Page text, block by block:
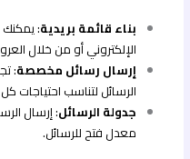
بناء قائمة بريدية: يمكنك
الإلكتروني أو من خلال
إرسال رسائل مخصصة:
الرسائل لتناسب احتياجات
جدولة الرسائل: إرسال
معدل فتح للرسائل.